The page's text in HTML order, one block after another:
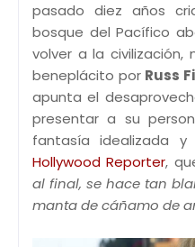
pasado diez años
bosque del Pacífico
volver a la
beneplácito por Russ
apunta el
presentar a su
fantasía idealizada y
Hollywood Reporter,
al final, se hace tan
manta de cáñamo de